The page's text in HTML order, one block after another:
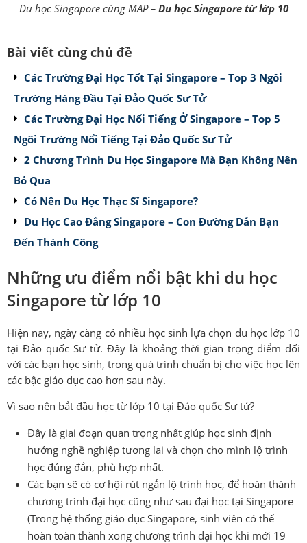
Du học Singapore cùng MAP – Du học Singapore từ lớp 10
Bài viết cùng chủ đề
Các Trường Đại Học Tốt Tại Singapore – Top 3 Ngôi
Trường Hàng Đầu Tại Đảo Quốc Sư Tử
Các Trường Đại Học Nổi Tiếng Ở Singapore – Top 5
Ngôi Trường Nổi Tiếng Tại Đảo Quốc Sư Tử
2 Chương Trình Du Học Singapore Mà Bạn Không Nên
Bỏ Qua
Có Nên Du Học Thạc Sĩ Singapore?
Du Học Cao Đẳng Singapore – Con Đường Dẫn Bạn
Đến Thành Công
Những ưu điểm nổi bật khi du học
Singapore từ lớp 10
Hiện nay, ngày càng có nhiều học sinh lựa chọn du học lớp 10
tại Đảo quốc Sư tử. Đây là khoảng thời gian trọng điểm đối
với các bạn học sinh, trong quá trình chuẩn bị cho việc học lên
các bậc giáo dục cao hơn sau này.
Vì sao nên bắt đầu học từ lớp 10 tại Đảo quốc Sư tử?
Đây là giai đoạn quan trọng nhất giúp học sinh định
hướng nghề nghiệp tương lai và chọn cho mình lộ trình
học đúng đắn, phù hợp nhất.
Các bạn sẽ có cơ hội rút ngắn lộ trình học, để hoàn thành
chương trình đại học cũng như sau đại học tại Singapore
(Trong hệ thống giáo dục Singapore, sinh viên có thể
hoàn toàn thành xong chương trình đại học khi mới 19